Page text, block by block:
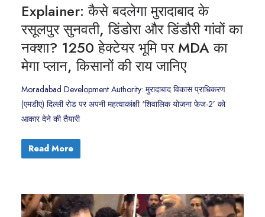
Explainer: कैसे बदलेगा मुरादाबाद के
रसूलपुर सुनवती, डिंडोरा और डिंडौरी गांवों का
नक्शा? 1250 हेक्टेयर भूमि पर MDA का
मेगा प्लान, किसानों की राय जानिए
Moradabad Development Authority: मुरादाबाद विकास प्राधिकरण
(एमडीए) दिल्ली रोड पर अपनी महत्वाकांक्षी ‘शिवालिक योजना फेज-2’ को
आकार देने की तैयारी
Read More